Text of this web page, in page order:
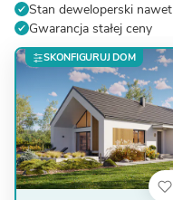
Stan deweloperski
Gwarancja stałej ceny
SKONFIGURUJ DOM